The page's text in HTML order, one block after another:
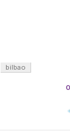
bilbao